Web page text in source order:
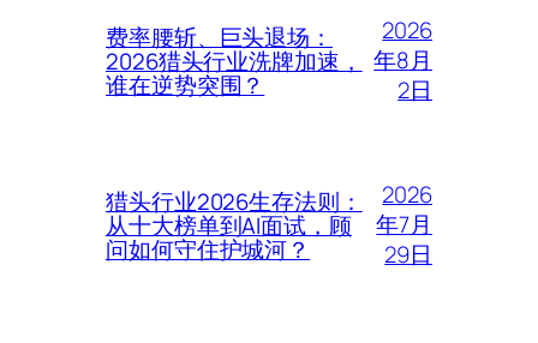
费率腰斩、巨头退场：
2026猎头行业洗牌加速，
谁在逆势突围？
2026
年8月
2日
猎头行业2026生存法则：
从十大榜单到AI面试，顾
问如何守住护城河？
2026
年7月
29日